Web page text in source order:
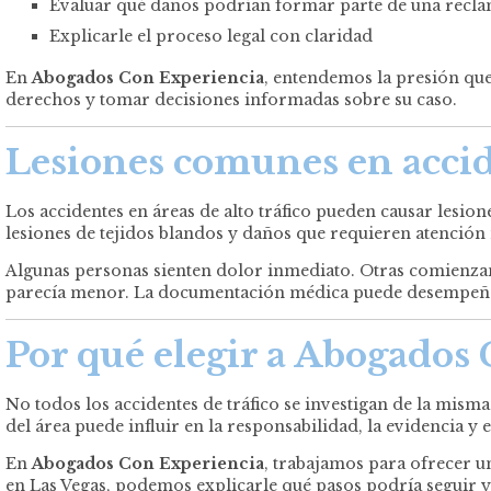
Evaluar qué daños podrían formar parte de una
Explicarle el proceso legal con claridad
EnAbogados Con Experiencia, entendemos la presión
derechos y tomar decisiones informadas sobre su caso.
Lesiones comunes en
Los accidentes en áreas de alto tráfico pueden causar
lesiones de tejidos blandos y daños que requieren
Algunas personas sienten dolor inmediato. Otras
parecía menor. La documentación médica puede
Por qué elegir a Abogados
No todos los accidentes de tráfico se investigan de la
del área puede influir en la responsabilidad, la evidencia y
EnAbogados Con Experiencia, trabajamos para ofrecer
en Las Vegas, podemos explicarle qué pasos podría